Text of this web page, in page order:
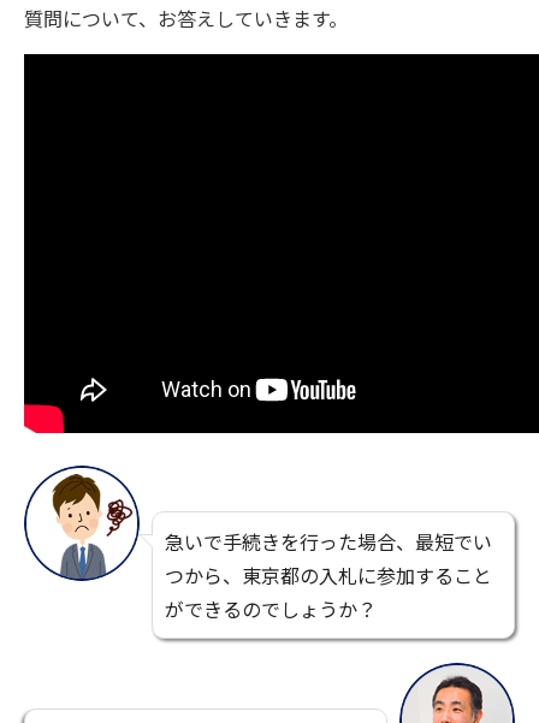
質問について、お答えしていきます。
急いで手続きを行った場合、最短でい
つから、東京都の入札に参加すること
ができるのでしょうか？